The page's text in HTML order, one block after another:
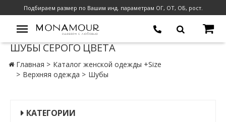
Подбираем размер по Вашим инд. параметрам ОГ, ОТ, ОБ, рост.
ШУБЫ СЕРОГО ЦВЕТА
Главная
Каталог женской одежды +Size
Верхняя одежда
Шубы
КАТЕГОРИИ